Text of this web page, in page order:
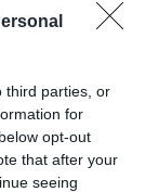
third parties, or
for
opt-out
that after your
seeing